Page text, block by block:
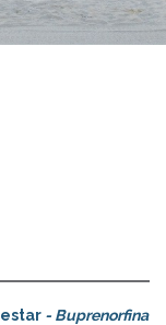
- Buprenorfina